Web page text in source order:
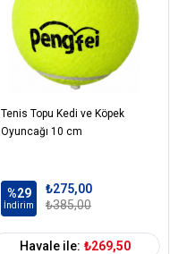
Tenis Topu Kedi ve Köpek
Oyuncağı 10 cm
%29
İndirim
₺275,00
₺385,00
Havale ile: ₺269,50